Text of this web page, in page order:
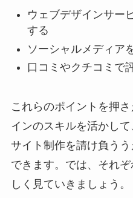
ウェブデザインサー
する
ソーシャルメディア
口コミやクチコミで
これらのポイントを押
インのスキルを活かし
サイト制作を請け負う
できます。では、それ
しく見ていきましょう。